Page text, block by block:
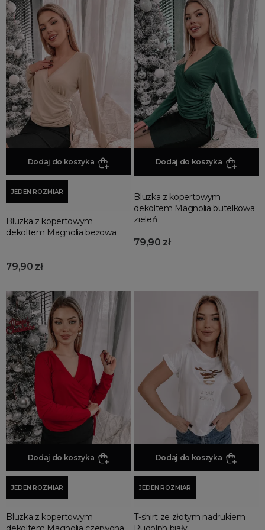
czerwone
ecru
fioletowe
khaki
kolorowe
niebieskie
pomarańczowe
różowe
zielone
więcej...
STYL
eleganckie
luksusowe
najmodniejsze
piękne
seksowne
unikatowe
vintage
ODCIEŃ
butelkowa zieleń
błękitne
camel
chabrowe
kobaltowe
kremowe
Dodaj do koszyka
JEDEN ROZMIAR
Bluzka z kopertowym
dekoltem Magnolia beżowa
79,90 zł
Dodaj do koszyka
Bluzka z kopertowym
dekoltem Magnolia butelkowa
zieleń
79,90 zł
Dodaj do koszyka
JEDEN ROZMIAR
Bluzka z kopertowym
Dodaj do koszyka
JEDEN ROZMIAR
T-shirt ze złotym nadrukiem